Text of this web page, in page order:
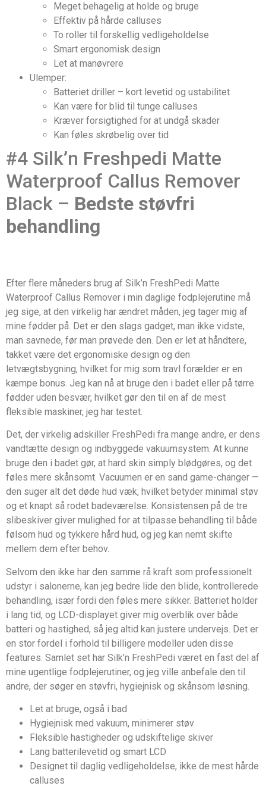
Meget behagelig at holde og bruge
Effektiv på hårde calluses
To roller til forskellig vedligeholdelse
Smart ergonomisk design
Let at manøvrere
Ulemper:
Batteriet driller – kort levetid og ustabilitet
Kan være for blid til tunge calluses
Kræver forsigtighed for at undgå skader
Kan føles skrøbelig over tid
#4 Silk’n Freshpedi Matte
Waterproof Callus Remover
Black – Bedste støvfri
behandling
Efter flere måneders brug af Silk’n FreshPedi Matte
Waterproof Callus Remover i min daglige fodplejerutine må
jeg sige, at den virkelig har ændret måden, jeg tager mig af
mine fødder på. Det er den slags gadget, man ikke vidste,
man savnede, før man prøvede den. Den er let at håndtere,
takket være det ergonomiske design og den
letvægtsbygning, hvilket for mig som travl forælder er en
kæmpe bonus. Jeg kan nå at bruge den i badet eller på tørre
fødder uden besvær, hvilket gør den til en af de mest
fleksible maskiner, jeg har testet.
Det, der virkelig adskiller FreshPedi fra mange andre, er dens
vandtætte design og indbyggede vakuumsystem. At kunne
bruge den i badet gør, at hard skin simply blødgøres, og det
føles mere skånsomt. Vacuumen er en sand game-changer —
den suger alt det døde hud væk, hvilket betyder minimal støv
og et knapt så rodet badeværelse. Konsistensen på de tre
slibeskiver giver mulighed for at tilpasse behandling til både
følsom hud og tykkere hård hud, og jeg kan nemt skifte
mellem dem efter behov.
Selvom den ikke har den samme rå kraft som professionelt
udstyr i salonerne, kan jeg bedre lide den blide, kontrollerede
behandling, især fordi den føles mere sikker. Batteriet holder
i lang tid, og LCD-displayet giver mig overblik over både
batteri og hastighed, så jeg altid kan justere undervejs. Det er
en stor fordel i forhold til billigere modeller uden disse
features. Samlet set har Silk’n FreshPedi været en fast del af
mine ugentlige fodplejerutiner, og jeg ville anbefale den til
andre, der søger en støvfri, hygiejnisk og skånsom løsning.
Let at bruge, også i bad
Hygiejnisk med vakuum, minimerer støv
Fleksible hastigheder og udskiftelige skiver
Lang batterilevetid og smart LCD
Designet til daglig vedligeholdelse, ikke de mest hårde
calluses